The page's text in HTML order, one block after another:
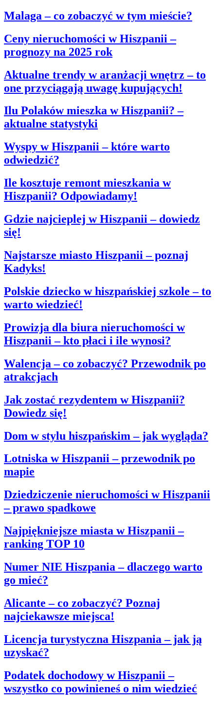
Malaga – co zobaczyć w tym mieście?
Ceny nieruchomości w Hiszpanii –
prognozy na 2025 rok
Aktualne trendy w aranżacji wnętrz – to
one przyciągają uwagę kupujących!
Ilu Polaków mieszka w Hiszpanii? –
aktualne statystyki
Wyspy w Hiszpanii – które warto
odwiedzić?
Ile kosztuje remont mieszkania w
Hiszpanii? Odpowiadamy!
Gdzie najcieplej w Hiszpanii – dowiedz
się!
Najstarsze miasto Hiszpanii – poznaj
Kadyks!
Polskie dziecko w hiszpańskiej szkole – to
warto wiedzieć!
Prowizja dla biura nieruchomości w
Hiszpanii – kto płaci i ile wynosi?
Walencja – co zobaczyć? Przewodnik po
atrakcjach
Jak zostać rezydentem w Hiszpanii?
Dowiedz się!
Dom w stylu hiszpańskim – jak wygląda?
Lotniska w Hiszpanii – przewodnik po
mapie
Dziedziczenie nieruchomości w Hiszpanii
– prawo spadkowe
Najpiękniejsze miasta w Hiszpanii –
ranking TOP 10
Numer NIE Hiszpania – dlaczego warto
go mieć?
Alicante – co zobaczyć? Poznaj
najciekawsze miejsca!
Licencja turystyczna Hiszpania – jak ją
uzyskać?
Podatek dochodowy w Hiszpanii –
wszystko co powinieneś o nim wiedzieć